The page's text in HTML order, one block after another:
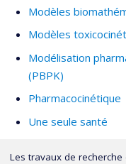
Modèles
Modèles
Modélisation
(PBPK)
Pharmacocinétique
Une seule santé
Les travaux de